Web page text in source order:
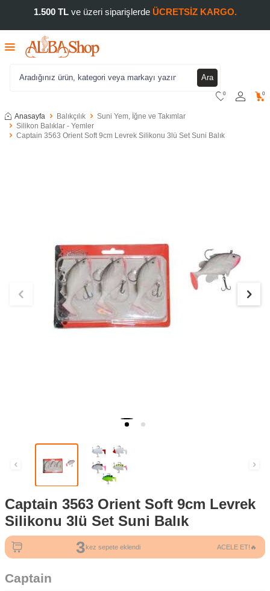
1.500 TLve üzeri siparişlerde ÜCRETSİZ KARGO.
Ara
0 0
Anasayfa Balıkçılık
Suni Yem, İğne ve Takımlar
Silikon Balıklar - Yemler
Captain 3563 Orient Soft 9cm Levrek Silikonu 3lü Set Suni Balık
Captain 3563 Orient Soft 9cm Levrek
Silikonu 3lü Set Suni Balık
3kez sepete eklendi ACELE ET!🔥
Captain